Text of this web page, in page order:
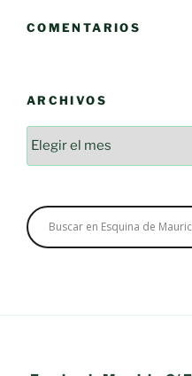
COMENTARIOS
ARCHIVOS
Archivos